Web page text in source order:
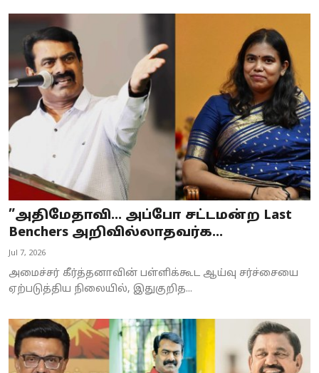
”அதிமேதாவி… அப்போ சட்டமன்ற Last
Benchers அறிவில்லாதவர்க...
Jul 7, 2026
அமைச்சர் கீர்த்தனாவின் பள்ளிக்கூட ஆய்வு சர்ச்சையை
ஏற்படுத்திய நிலையில், இதுகுறித...